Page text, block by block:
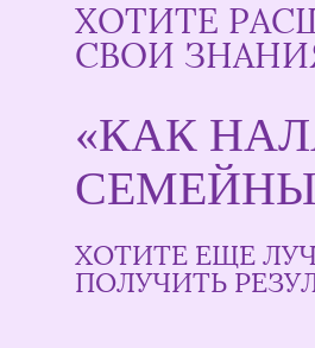
ХОТИТЕ
СВОИ
«КАК
ХОТИТЕ ЕЩЕ
ПОЛУЧИТЬ